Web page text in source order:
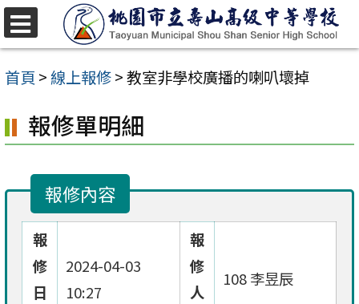
跳
至
主
內
容
首頁 >線上報修>教室非學校廣播的喇叭壞掉
報修單明細
報修內容
報
修
日
2024-04-03
10:27
報
修
人
108 李昱辰
選
單